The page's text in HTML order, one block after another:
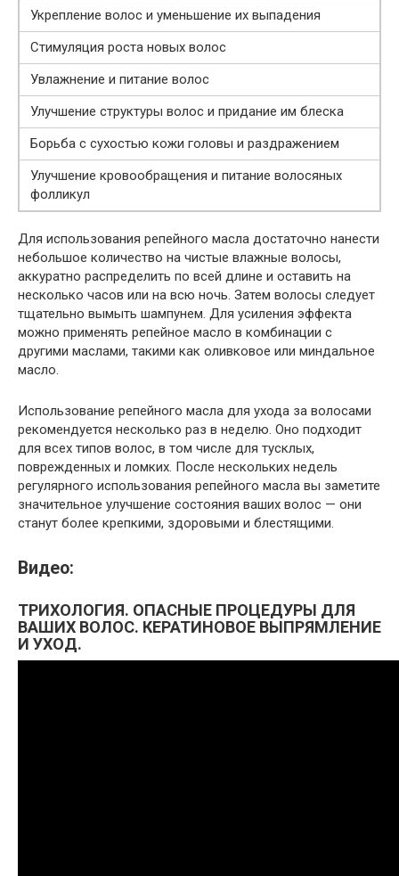
Укрепление волос и уменьшение их выпадения
Стимуляция роста новых волос
Увлажнение и питание волос
Улучшение структуры волос и придание им блеска
Борьба с сухостью кожи головы и раздражением
Улучшение кровообращения и питание волосяных
фолликул
Для использования репейного масла достаточно нанести
небольшое количество на чистые влажные волосы,
аккуратно распределить по всей длине и оставить на
несколько часов или на всю ночь. Затем волосы следует
тщательно вымыть шампунем. Для усиления эффекта
можно применять репейное масло в комбинации с
другими маслами, такими как оливковое или миндальное
масло.
Использование репейного масла для ухода за волосами
рекомендуется несколько раз в неделю. Оно подходит
для всех типов волос, в том числе для тусклых,
поврежденных и ломких. После нескольких недель
регулярного использования репейного масла вы заметите
значительное улучшение состояния ваших волос — они
станут более крепкими, здоровыми и блестящими.
Видео:
ТРИХОЛОГИЯ. ОПАСНЫЕ ПРОЦЕДУРЫ ДЛЯ
ВАШИХ ВОЛОС. КЕРАТИНОВОЕ ВЫПРЯМЛЕНИЕ
И УХОД.